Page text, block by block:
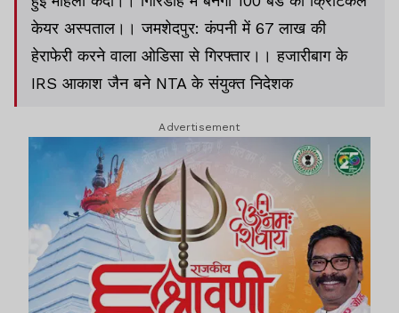
केयर अस्पताल।। जमशेदपुर: कंपनी में 67 लाख की
हेराफेरी करने वाला ओडिसा से गिरफ्तार।। हजारीबाग के
IRS आकाश जैन बने NTA के संयुक्त निदेशक
Advertisement